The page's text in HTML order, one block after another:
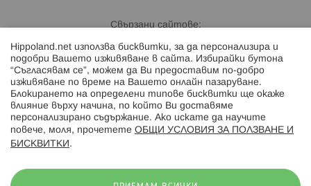
Свързани сайтове:
Hippoland.ro
Последвайте ни:
Hippoland.net използва бисквитки, за да персонализира и
подобри Вашето изживяване в сайта. Избирайки бутона
“Съгласявам се”, можем да Ви предоставим по-добро
изживяване по време на Вашето онлайн пазаруване.
Блокирането на определени типове бисквитки ще окаже
влияние върху начина, по който Ви доставяме
персонализирано съдържание. Ако искате да научите
повече, моля, прочетете ОБЩИ УСЛОВИЯ ЗА ПОЛЗВАНЕ И
БИСКВИТКИ .